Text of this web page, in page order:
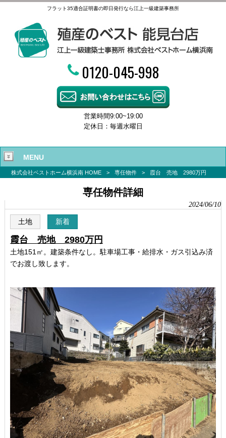
フラット35適合証明書の即日発行なら江上一級建築事務所
0120-045-998
営業時間9:00~19:00
定休日：毎週水曜日
MENU
株式会社ベストホーム横浜南 HOME > 専任物件 > 霞台 売地 2980万円
専任物件詳細
2024/06/10
土地 新着
霞台 売地 2980万円
土地151㎡。建築条件なし。駐車場工事・給排水・ガス引込み済
でお渡し致します。